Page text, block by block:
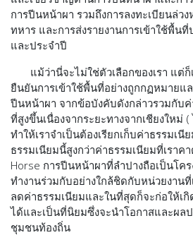
การปีนหน้าผา รวมถึงการลงทะเบียนล่ว
ทหาร และการส่งรายงานการเข้าใช้พื้น
และประจำปี
แม้ว่านี่จะไม่ใช่ตัวเลือกของเรา แต่ก็
ยืนยันการเข้าใช้พื้นที่อย่างถูกกฏหมายแ
ปีนหน้าผา จากข้อบังคับดังกล่าวรวมกับค่
ที่สูงขึ้นเนื่องจากระยะทางจากเชียงใหม่
ทำให้เราจำเป็นต้องเรียกเก็บค่าธรรมเ
ธรรมเนียมนี้สูงกว่าค่าธรรมเนียมที่เราค
Horse การปีนหน้าผาที่ลำปางถือเป็นโคร
ทำงานร่วมกับอย่างใกล้ชิดกับหน่วยงาน
ลดค่าธรรมเนียมและในที่สุดก็จะก่อให้เ
ได้และเป็นที่นิยมซึ่งจะนำโอกาสและผล
ชุมชนท้องถิ่น